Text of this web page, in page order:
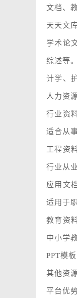
文档、
天天文
学术论
综述等
计学、
人力资
行业资
适合从
工程资
行业从
应用文
适用于
教育资
中小学
PPT模
其他资
平台优